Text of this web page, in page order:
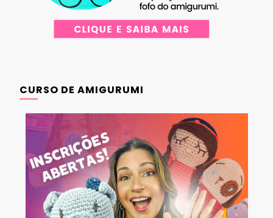
CURSO DE AMIGURUMI